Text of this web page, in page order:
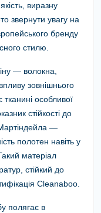
виразну
звернути увагу на
бренду
стилю.
— волокна,
зовнішнього
особливої
стійкості до
—
полотен навіть у
матеріал
стійкий до
Cleanaboo.
полягає в